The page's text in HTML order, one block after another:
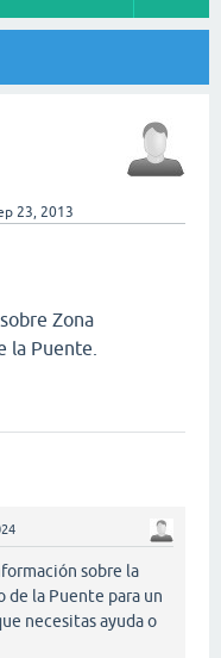
23, 2013
Zona
la Puente.
sobre la
de la Puente para un
necesitas ayuda o